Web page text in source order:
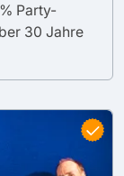
Party-
30 Jahre